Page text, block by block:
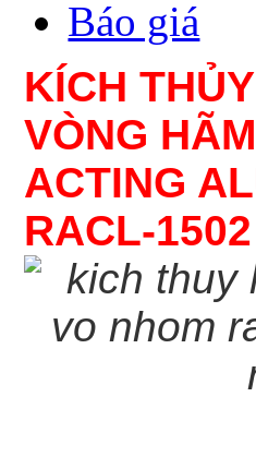
Báo giá
KÍCH
VÒNG
ACTING
RACL-1502